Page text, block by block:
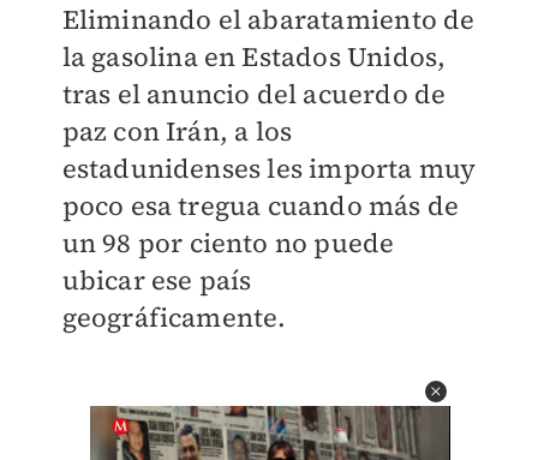
Eliminando el abaratamiento de
la gasolina en Estados Unidos,
tras el anuncio del acuerdo de
paz con Irán, a los
estadunidenses les importa muy
poco esa tregua cuando más de
un 98 por ciento no puede
ubicar ese país
geográficamente.